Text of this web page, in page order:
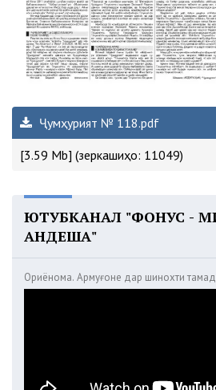
Ҷумҳурият № 118.pdf
[3.59 Mb] (зеркашиҳо: 11049)
ЮТУБКАНАЛ "ФОНУС -
АНДЕША"
Ориёнома. Армуғоне дар шинохти